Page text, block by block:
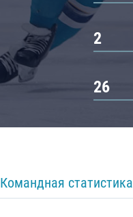
2
26
Командная статистика